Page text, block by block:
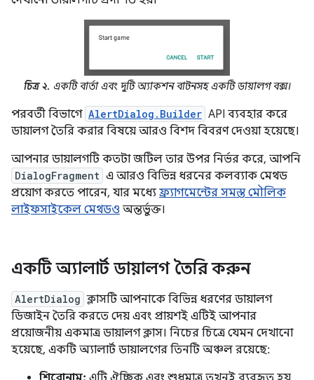
চিত্র ২. একটি বার্তা এবং দুটি অ্যাকশন বাটনসহ একটি ডায়ালগ বক্স।
পরবর্তী বিভাগে AlertDialog.Builder API ব্যবহার করে
ডায়ালগ তৈরি করার বিষয়ে আরও বিশদ বিবরণ দেওয়া হয়েছে।
আপনার ডায়ালগটি কতটা জটিল তার উপর নির্ভর করে, আপনি
DialogFragment এ আরও বিভিন্ন ধরনের কলব্যাক মেথড
প্রয়োগ করতে পারেন, যার মধ্যে ফ্র্যাগমেন্টের সমস্ত মৌলিক
লাইফসাইকেল মেথডও অন্তর্ভুক্ত।
একটি অ্যালার্ট ডায়ালগ তৈরি করুন
AlertDialog ক্লাসটি আপনাকে বিভিন্ন ধরণের ডায়ালগ
ডিজাইন তৈরি করতে দেয় এবং প্রায়শই এটিই আপনার
প্রয়োজনীয় একমাত্র ডায়ালগ ক্লাস। নিচের চিত্রে যেমন দেখানো
হয়েছে, একটি অ্যালার্ট ডায়ালগের তিনটি অঞ্চল রয়েছে: